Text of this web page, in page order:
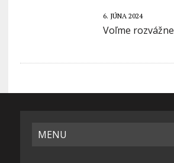
6. JÚNA 2024
Voľme rozvážne
MENU